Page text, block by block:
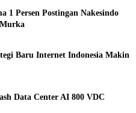
1 Persen Postingan Nakesindo
Baru Internet Indonesia Makin
Data Center AI 800 VDC